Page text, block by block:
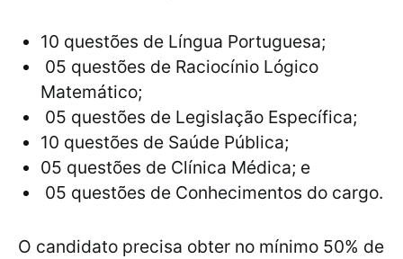
10 questões de Língua Portuguesa;
05 questões de Raciocínio Lógico
Matemático;
05 questões de Legislação Específica;
10 questões de Saúde Pública;
05 questões de Clínica Médica; e
05 questões de Conhecimentos do cargo.
O candidato precisa obter no mínimo 50% de